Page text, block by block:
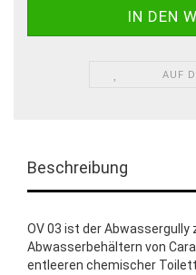
AUF
Beschreibung
OV 03 ist der Abwassergully
Abwasserbehältern von
entleeren chemischer